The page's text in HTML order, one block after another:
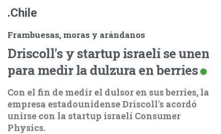
.Chile
Frambuesas, moras y arándanos
Driscoll's y startup israelí se unen
para medir la dulzura en berries
Con el fin de medir el dulsor en sus berries, la
empresa estadounidense Driscoll's acordó
unirse con la startup israelí Consumer
Physics.